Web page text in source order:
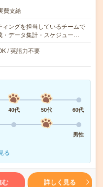
費支給
ングを担当しているチームで
・データ集計・スケジュー…
/ 英語力不要
40代 50代
60代
男性
る
む 詳しく見る